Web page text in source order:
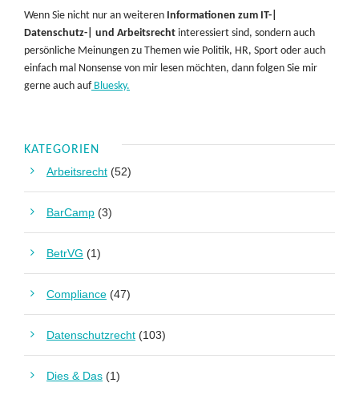
Wenn Sie nicht nur an weiteren Informationen zum IT-|
Datenschutz-| und Arbeitsrecht interessiert sind, sondern auch
persönliche Meinungen zu Themen wie Politik, HR, Sport oder auch
einfach mal Nonsense von mir lesen möchten, dann folgen Sie mir
gerne auch aufBluesky.
KATEGORIEN
Arbeitsrecht (52)
BarCamp (3)
BetrVG (1)
Compliance (47)
Datenschutzrecht (103)
Dies & Das (1)